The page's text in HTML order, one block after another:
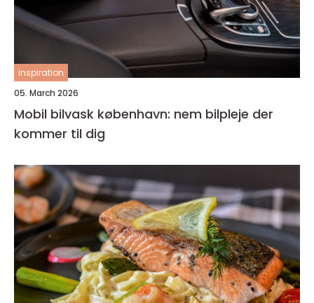
inspiration
05. March 2026
Mobil bilvask københavn: nem bilpleje der
kommer til dig